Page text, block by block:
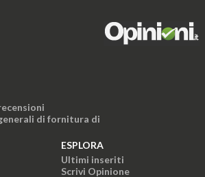
di fornitura di
ESPLORA
Ultimi inseriti
Scrivi Opinione